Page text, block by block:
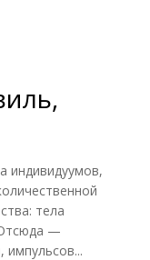
индивидуумов,
тела
—
импульсов...